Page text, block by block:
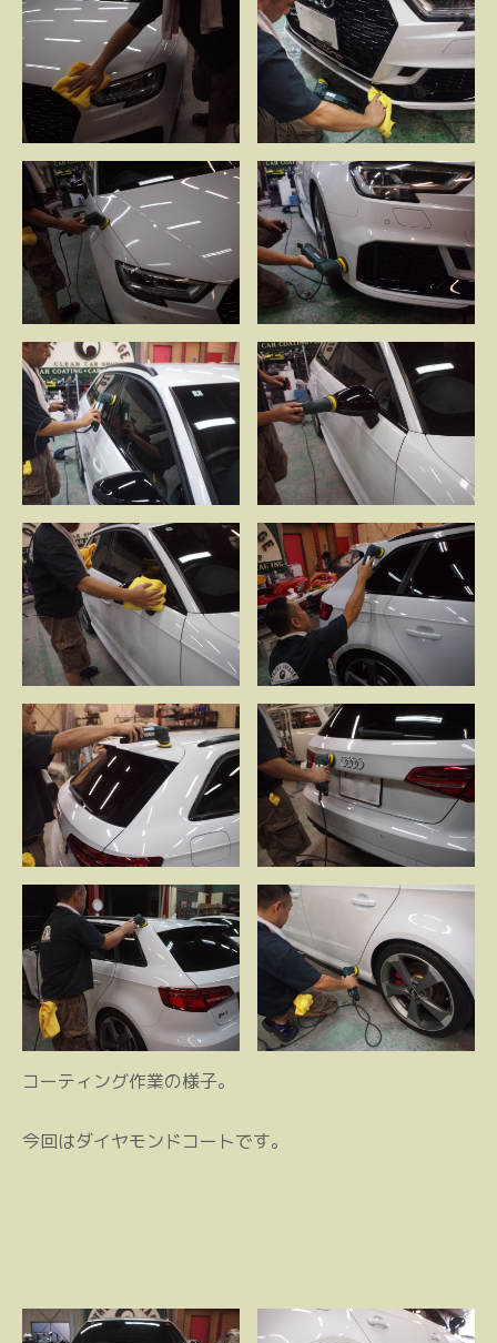
コーティング作業の様子。
今回はダイヤモンドコートです。